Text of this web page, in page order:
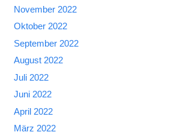
November 2022
Oktober 2022
September 2022
August 2022
Juli 2022
Juni 2022
April 2022
März 2022